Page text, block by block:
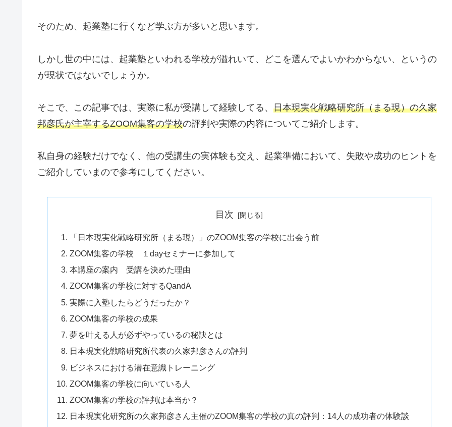
そのため、起業塾に行くなど学ぶ方が多いと思います。
しかし世の中には、起業塾といわれる学校が溢れいて、どこを選んでよいかわからない、というの
が現状ではないでしょうか。
そこで、この記事では、実際に私が受講して経験してる、 日本現実化戦略研究所（まる現）の久家
邦彦氏が主宰するZOOM集客の学校の評判や実際の内容についてご紹介します。
私自身の経験だけでなく、他の受講生の実体験も交え、起業準備において、失敗や成功のヒントを
ご紹介していまので参考にしてください。
目次
「日本現実化戦略研究所（まる現）」のZOOM集客の学校に出会う前
ZOOM集客の学校 １dayセミナーに参加して
本講座の案内 受講を決めた理由
ZOOM集客の学校に対するQandA
実際に入塾したらどうだったか？
ZOOM集客の学校の成果
夢を叶える人が必ずやっているの秘訣とは
日本現実化戦略研究所代表の久家邦彦さんの評判
ビジネスにおける潜在意識トレーニング
ZOOM集客の学校に向いている人
ZOOM集客の学校の評判は本当か？
日本現実化研究所の久家邦彦さん主催のZOOM集客の学校の真の評判：14人の成功者の体験談